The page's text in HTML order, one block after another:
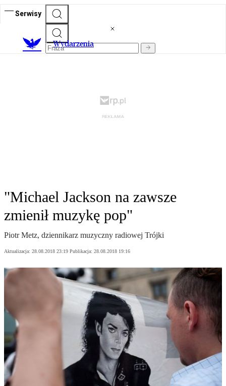
Serwisy
Wydarzenia
"Michael Jackson na zawsze
zmienił muzykę pop"
Piotr Metz, dziennikarz muzyczny radiowej Trójki
Aktualizacja: 28.08.2018 23:19 Publikacja: 28.08.2018 19:16